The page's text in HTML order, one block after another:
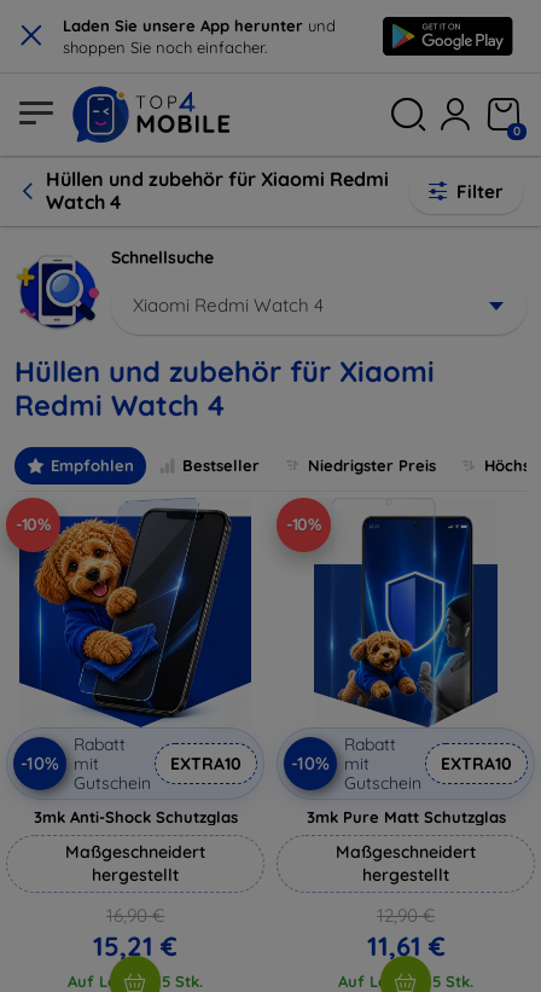
× Laden Sie unsere App herunter und
shoppen Sie noch einfacher.
0
Hüllen und zubehör für Xiaomi Redmi
Watch 4
Filter
Schnellsuche
Xiaomi Redmi Watch 4
Hüllen und zubehör für Xiaomi
Redmi Watch 4
Empfohlen Bestseller Niedrigster Preis
-10%
-10%
Rabatt
mit
Gutschein
EXTRA10
3mk Anti-Shock Schutzglas
Maßgeschneidert
hergestellt
16,90 €
15,21 €
Auf Lager > 5 Stk.
-10%
-10%
Rabatt
mit
Gutschein
EXTRA10
3mk Pure Matt Schutzglas
Maßgeschneidert
hergestellt
12,90 €
11,61 €
Auf Lager > 5 Stk.